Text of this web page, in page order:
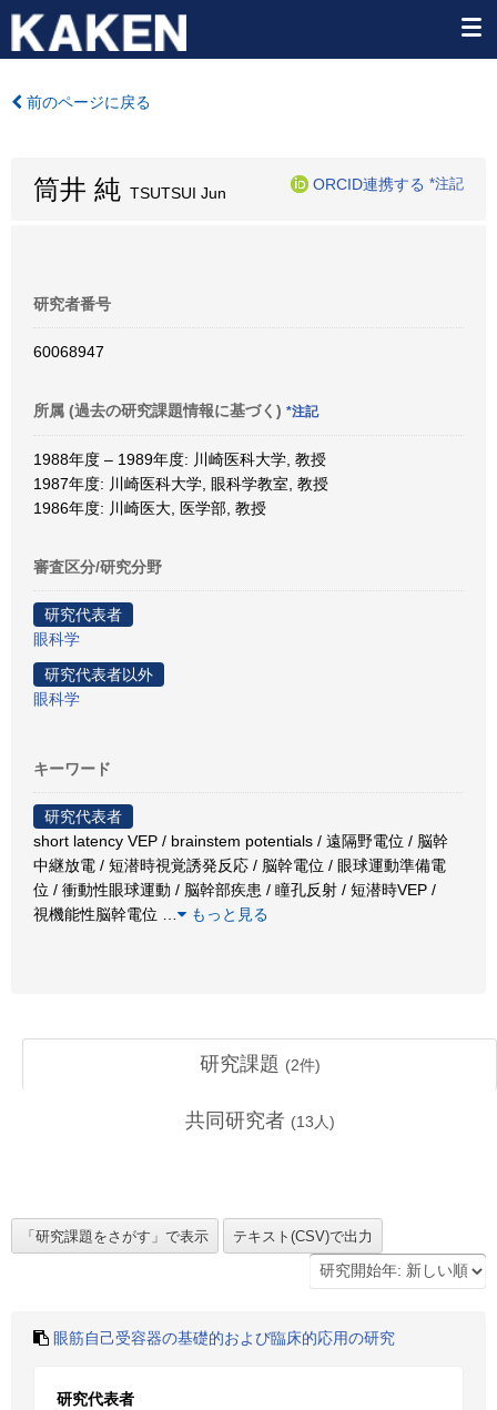
前のページに戻る
筒井 純 TSUTSUI Jun
ORCID連携する *注記
研究者番号
60068947
所属 (過去の研究課題情報に基づく) *注記
1988年度 – 1989年度: 川崎医科大学, 教授
1987年度: 川崎医科大学, 眼科学教室, 教授
1986年度: 川崎医大, 医学部, 教授
審査区分/研究分野
研究代表者
眼科学
研究代表者以外
眼科学
キーワード
研究代表者
short latency VEP / brainstem potentials / 遠隔野電位 / 脳幹
中継放電 / 短潜時視覚誘発反応 / 脳幹電位 / 眼球運動準備電
位 / 衝動性眼球運動 / 脳幹部疾患 / 瞳孔反射 / 短潜時VEP /
視機能性脳幹電位
もっと見る
研究課題 (2件)
共同研究者 (13 人)
眼筋自己受容器の基礎的および臨床的応用の研究
研究代表者